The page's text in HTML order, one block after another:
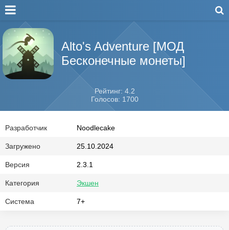
Alto's Adventure [МОД
Бесконечные монеты]
Рейтинг: 4.2
Голосов: 1700
Разработчик Noodlecake
Загружено 25.10.2024
Версия 2.3.1
Категория Экшен
Система 7+